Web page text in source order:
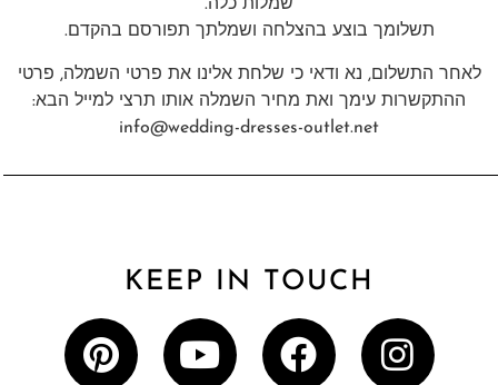
שמלות כלה.
תשלומך בוצע בהצלחה ושמלתך תפורסם בהקדם.
לאחר התשלום, נא ודאי כי שלחת אלינו את פרטי השמלה, פרטי
ההתקשרות עימך ואת מחיר השמלה אותו תרצי למייל הבא:
info@wedding-dresses-outlet.net
KEEP IN TOUCH